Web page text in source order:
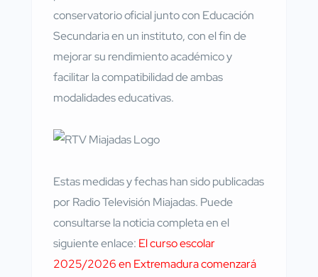
conservatorio oficial junto con Educación
Secundaria en un instituto, con el fin de
mejorar su rendimiento académico y
facilitar la compatibilidad de ambas
modalidades educativas.
Estas medidas y fechas han sido publicadas
por Radio Televisión Miajadas. Puede
consultarse la noticia completa en el
siguiente enlace: El curso escolar
2025/2026 en Extremadura comenzará